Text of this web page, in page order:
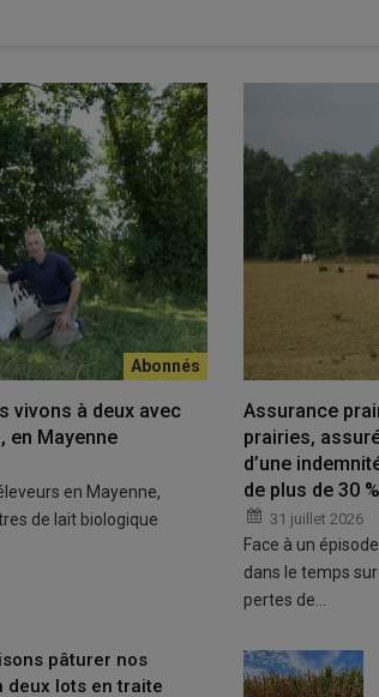
complètement depuis que je suis passé à la
est libérateur. »
sèche qui ne reçoit que 500 à 600 mm de
et cela ne va pas en s’améliorant avec le
avec 45 vaches à 5 500 litres à Erquy, dans
par semaine avec des vêlages groupés
vivons à deux avec
en Mayenne
en Mayenne,
de lait biologique
Assurance
prairies,
d’une
de plus de 30
31 juillet 2026
Face à un
dans le temps
pertes de…
pâturer nos
deux lots en traite